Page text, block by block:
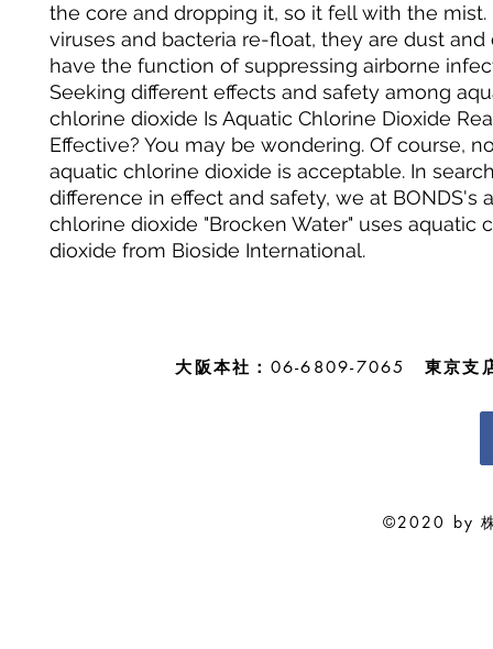
the core and dropping it, so it fell with the mist.
viruses and bacteria re-float, they are dust and
have the function of suppressing airborne
Seeking different effects and safety among
chlorine dioxide Is Aquatic Chlorine Dioxide
Effective? You may be wondering. Of course,
aquatic chlorine dioxide is acceptable. In
difference in effect and safety, we at BONDS's
chlorine dioxide "Brocken Water" uses aquatic
dioxide from Bioside International.
大阪本社： 06-6809-7065 東京支
©2020 by